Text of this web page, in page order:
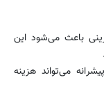
باعث می‌شود این
می‌تواند هزینه